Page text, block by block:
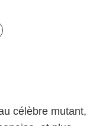
célèbre mutant,